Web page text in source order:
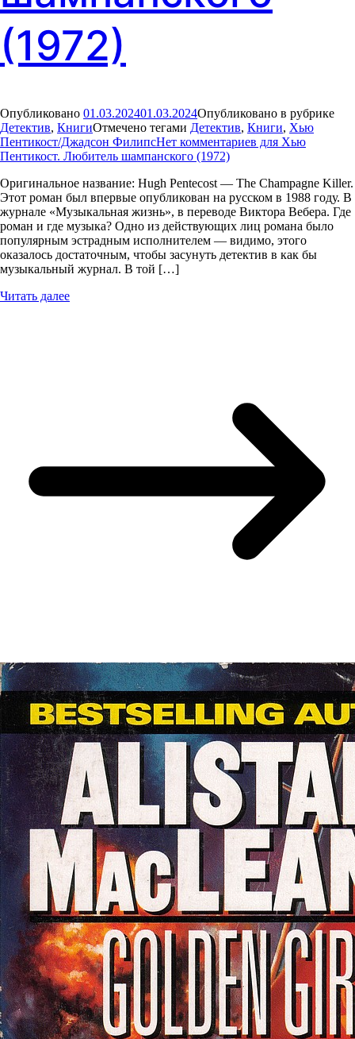
(1972)
Опубликовано 01.03.202401.03.2024Опубликовано в рубрике
Детектив, КнигиОтмечено тегами Детектив, Книги, Хью
Пентикост/Джадсон ФилипсНет комментариев для Хью
Пентикост. Любитель шампанского (1972)
Оригинальное название: Hugh Pentecost — The Champagne Killer.
Этот роман был впервые опубликован на русском в 1988 году. В
журнале «Музыкальная жизнь», в переводе Виктора Вебера. Где
роман и где музыка? Одно из действующих лиц романа было
популярным эстрадным исполнителем — видимо, этого
оказалось достаточным, чтобы засунуть детектив в как бы
музыкальный журнал. В той […]
Читать далее